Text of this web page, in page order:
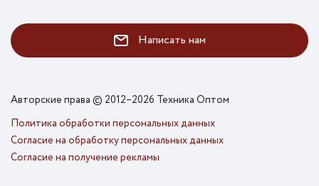
Написать нам
Авторские права © 2012–2026 Техника Оптом
Политика обработки персональных данных
Согласие на обработку персональных данных
Согласие на получение рекламы